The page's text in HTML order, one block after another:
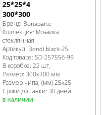
25*25*4
300*300
Бренд: Bonaparte
Коллекция: Мозаика
стеклянная
Артикул: Bondi black-25
Код товара: SD-257556-99
В коробке: 22 шт,
Размер: 300x300 мм
Размер чипа, (мм)25x25
Сроки доставки: 30 дней
в наличии